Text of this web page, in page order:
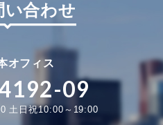
い合わせ
オフィス
09
土日祝10:00～19:00